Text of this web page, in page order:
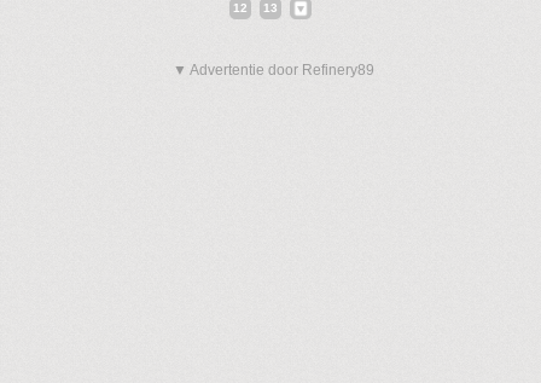
12 13
▼ Advertentie door Refinery89